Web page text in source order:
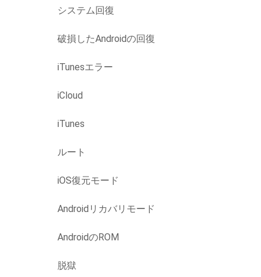
システム回復
破損したAndroidの回復
iTunesエラー
iCloud
iTunes
ルート
iOS復元モード
Androidリカバリモード
AndroidのROM
脱獄